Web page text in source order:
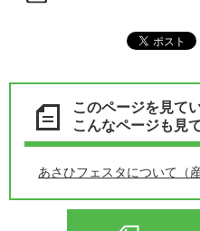
このページを見て
こんなページも見
あさひフェスタについて（産